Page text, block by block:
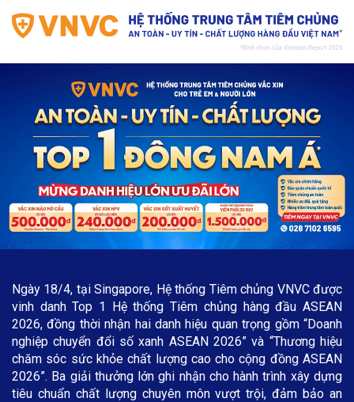
Ngày 18/4, tại Singapore, Hệ thống Tiêm chủng VNVC được
vinh danh Top 1 Hệ thống Tiêm chủng hàng đầu ASEAN
2026, đồng thời nhận hai danh hiệu quan trọng gồm “Doanh
nghiệp chuyển đổi số xanh ASEAN 2026” và “Thương hiệu
chăm sóc sức khỏe chất lượng cao cho cộng đồng ASEAN
2026”. Ba giải thưởng lớn ghi nhận cho hành trình xây dựng
tiêu chuẩn chất lượng chuyên môn vượt trội, đảm bảo an